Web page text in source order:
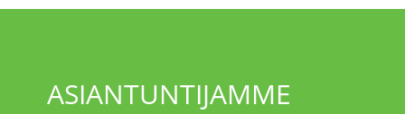
ASIANTUNTIJAMME